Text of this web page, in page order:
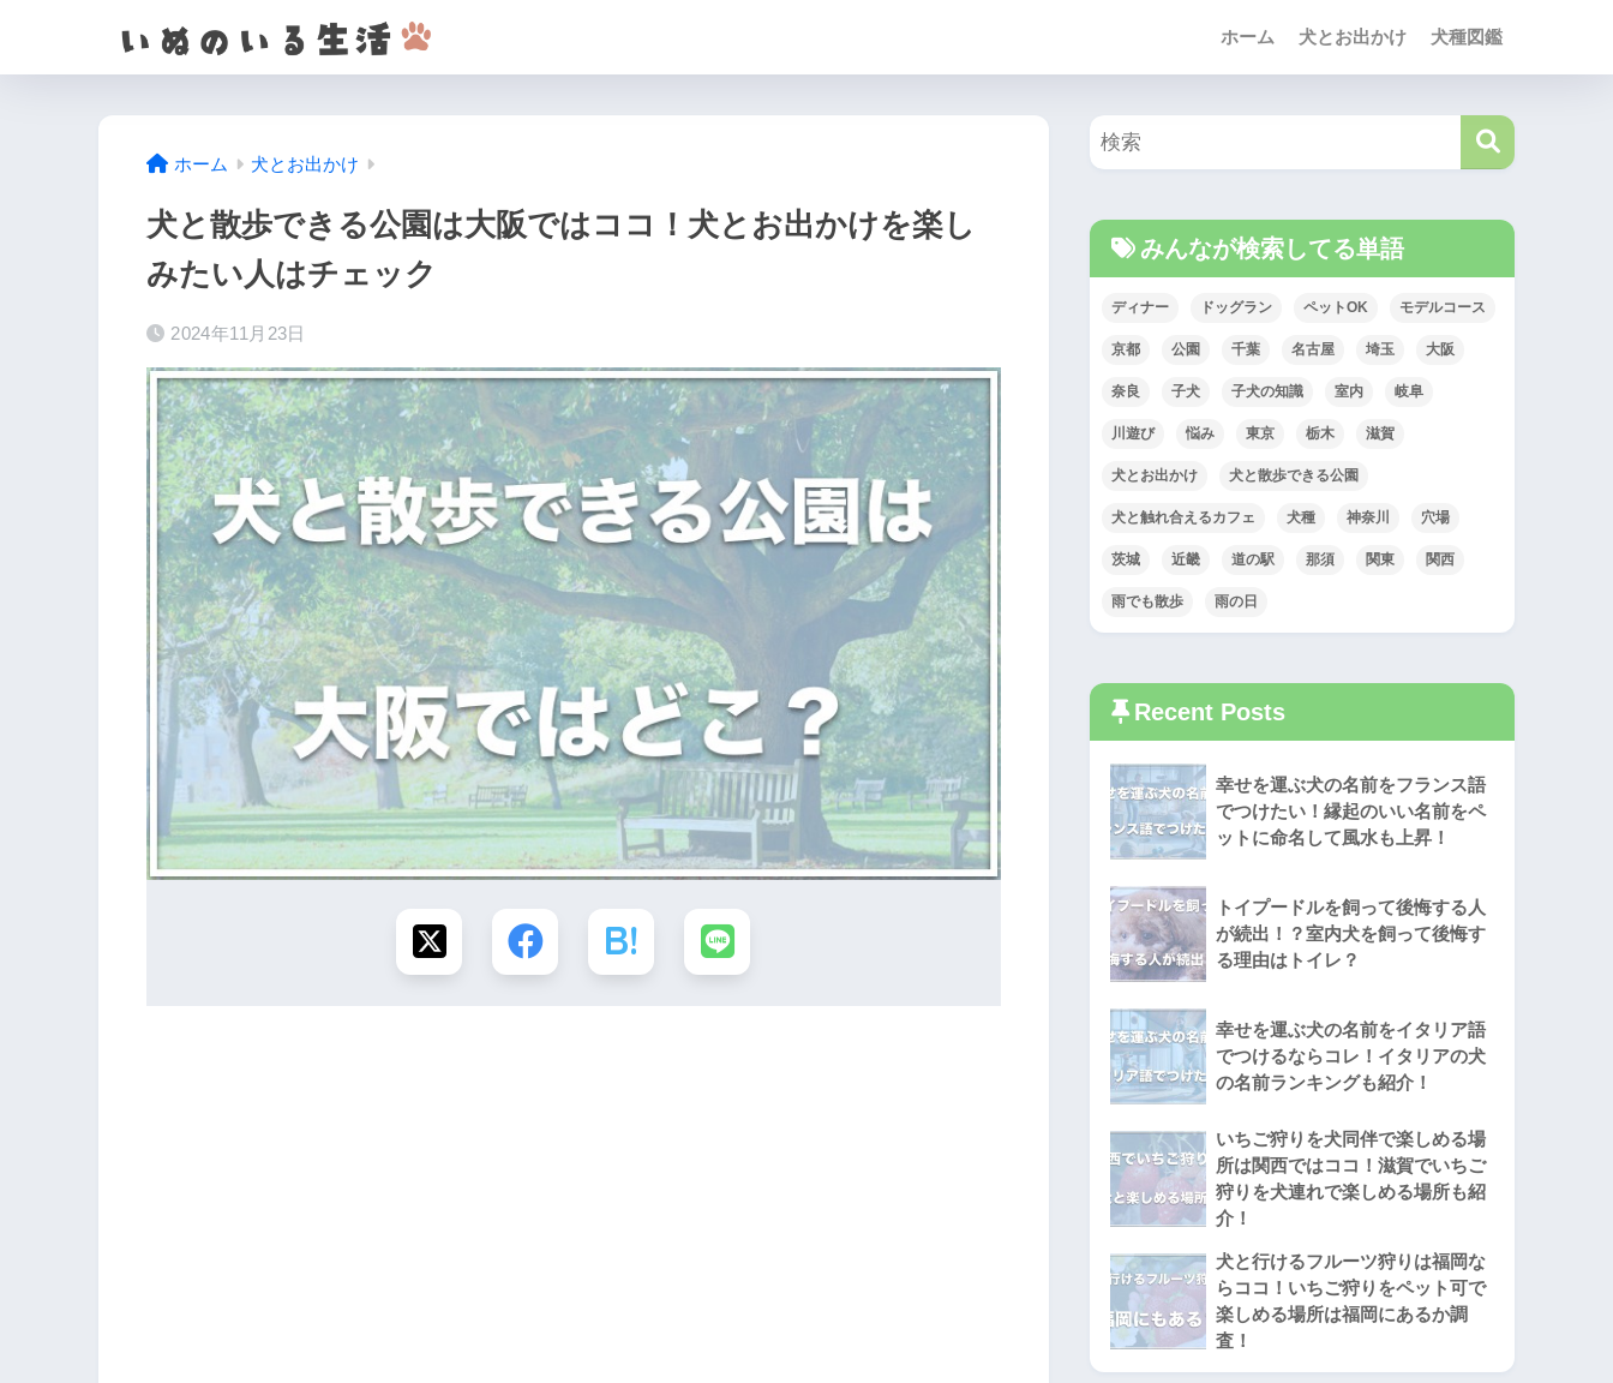
ホーム 犬とお出かけ 犬種図鑑
ホーム 犬とお出かけ
犬と散歩できる公園は大阪ではココ！犬とお出かけを楽し
みたい人はチェック
2024年11月23日
みんなが検索してる単語
ディナー ドッグラン ペットOK モデルコース
京都 公園 千葉 名古屋 埼玉 大阪
奈良 子犬 子犬の知識 室内 岐阜
川遊び 悩み 東京 栃木 滋賀
犬とお出かけ 犬と散歩できる公園
犬と触れ合えるカフェ 犬種 神奈川 穴場
茨城 近畿 道の駅 那須 関東 関西
雨でも散歩 雨の日
Recent Posts
幸せを運ぶ犬の名前をフランス語
でつけたい！縁起のいい名前をペ
ットに命名して風水も上昇！
トイプードルを飼って後悔する人
が続出！？室内犬を飼って後悔す
る理由はトイレ？
幸せを運ぶ犬の名前をイタリア語
でつけるならコレ！イタリアの犬
の名前ランキングも紹介！
いちご狩りを犬同伴で楽しめる場
所は関西ではココ！滋賀でいちご
狩りを犬連れで楽しめる場所も紹
介！
犬と行けるフルーツ狩りは福岡な
らココ！いちご狩りをペット可で
楽しめる場所は福岡にあるか調
査！